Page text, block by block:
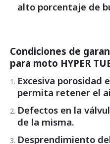
alto porcentaje de
Condiciones de
para moto HYPER
Excesiva porosidad
permita retener el
Defectos en la
de la misma.
Desprendimiento